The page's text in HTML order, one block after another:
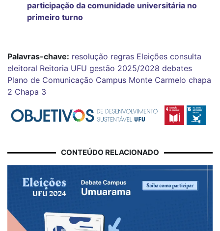
participação da comunidade universitária no
primeiro turno
Palavras-chave: resolução regras Eleições consulta
eleitoral Reitoria UFU gestão 2025/2028 debates
Plano de Comunicação Campus Monte Carmelo chapa
2 Chapa 3
CONTEÚDO RELACIONADO